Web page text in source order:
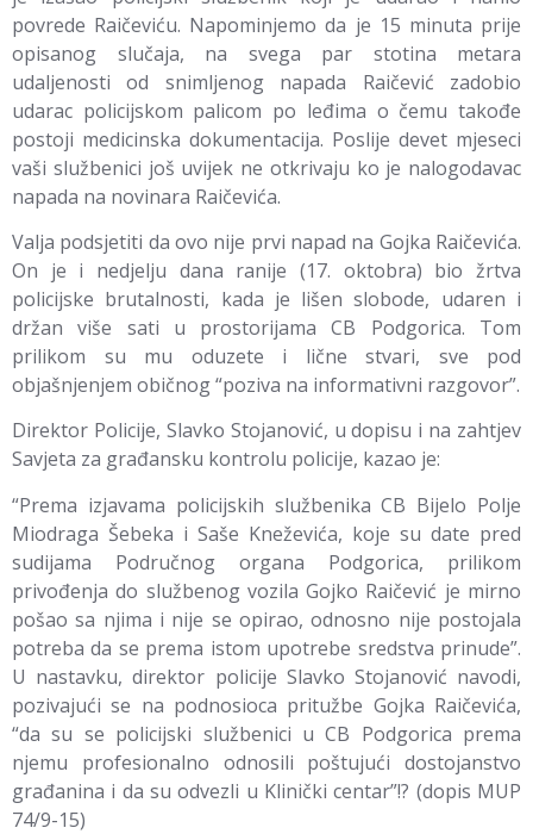
povrede Raičeviću. Napominjemo da je 15 minuta prije
opisanog slučaja, na svega par stotina metara
udaljenosti od snimljenog napada Raičević zadobio
udarac policijskom palicom po leđima o čemu takođe
postoji medicinska dokumentacija. Poslije devet mjeseci
vaši službenici još uvijek ne otkrivaju ko je nalogodavac
napada na novinara Raičevića.
Valja podsjetiti da ovo nije prvi napad na Gojka Raičevića.
On je i nedjelju dana ranije (17. oktobra) bio žrtva
policijske brutalnosti, kada je lišen slobode, udaren i
držan više sati u prostorijama CB Podgorica. Tom
prilikom su mu oduzete i lične stvari, sve pod
objašnjenjem običnog “poziva na informativni razgovor”.
Direktor Policije, Slavko Stojanović, u dopisu i na zahtjev
Savjeta za građansku kontrolu policije, kazao je:
“Prema izjavama policijskih službenika CB Bijelo Polje
Miodraga Šebeka i Saše Kneževića, koje su date pred
sudijama Područnog organa Podgorica, prilikom
privođenja do službenog vozila Gojko Raičević je mirno
pošao sa njima i nije se opirao, odnosno nije postojala
potreba da se prema istom upotrebe sredstva prinude”.
U nastavku, direktor policije Slavko Stojanović navodi,
pozivajući se na podnosioca pritužbe Gojka Raičevića,
“da su se policijski službenici u CB Podgorica prema
njemu profesionalno odnosili poštujući dostojanstvo
građanina i da su odvezli u Klinički centar”!? (dopis MUP
74/9-15)